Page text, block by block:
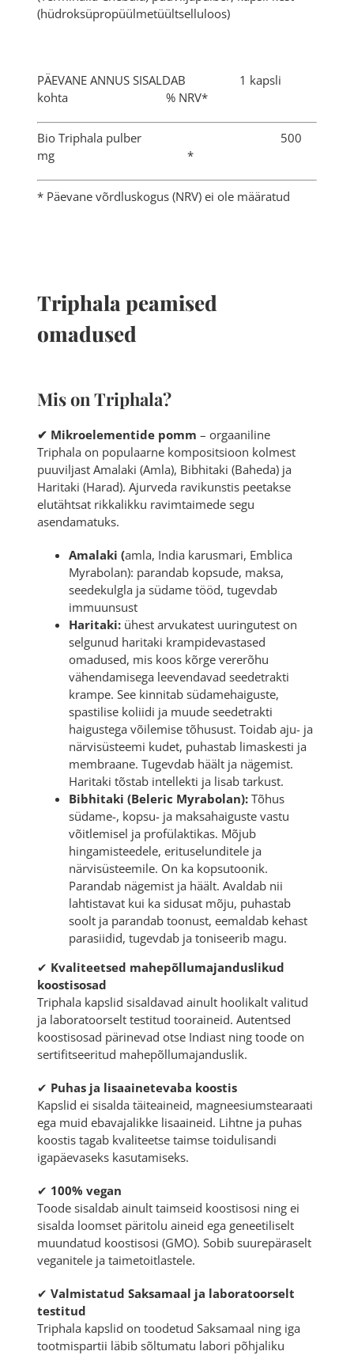
(hüdroksüpropüülmetüültselluloos)
PÄEVANE ANNUS SISALDAB 1 kapsli
kohta % NRV*
Bio Triphala pulber 500
mg *
* Päevane võrdluskogus (NRV) ei ole määratud
Triphala peamised
omadused
Mis on Triphala?
✔ Mikroelementide pomm – orgaaniline
Triphala on populaarne kompositsioon kolmest
puuviljast Amalaki (Amla), Bibhitaki (Baheda) ja
Haritaki (Harad). Ajurveda ravikunstis peetakse
elutähtsat rikkalikku ravimtaimede segu
asendamatuks.
Аmalaki (amla, India karusmari, Emblica
Myrabolan): parandab kopsude, maksa,
seedekulgla ja südame tööd, tugevdab
immuunsust
Haritaki:ühest arvukatest uuringutest on
selgunud haritaki krampidevastased
omadused, mis koos kõrge vererõhu
vähendamisega leevendavad seedetrakti
krampe. See kinnitab südamehaiguste,
spastilise koliidi ja muude seedetrakti
haigustega võilemise tõhusust. Toidab aju- ja
närvisüsteemi kudet, puhastab limaskesti ja
membraane. Tugevdab häält ja nägemist.
Haritaki tõstab intellekti ja lisab tarkust.
Bibhitaki (Beleric Myrabolan):Tõhus
südame-, kopsu- ja maksahaiguste vastu
võitlemisel ja profülaktikas. Mõjub
hingamisteedele, erituselunditele ja
närvisüsteemile. On ka kopsutoonik.
Parandab nägemist ja häält. Avaldab nii
lahtistavat kui ka sidusat mõju, puhastab
soolt ja parandab toonust, eemaldab kehast
parasiidid, tugevdab ja toniseerib magu.
✔ Kvaliteetsed mahepõllumajanduslikud
koostisosad
Triphala kapslid sisaldavad ainult hoolikalt valitud
ja laboratoorselt testitud tooraineid. Autentsed
koostisosad pärinevad otse Indiast ning toode on
sertifitseeritud mahepõllumajanduslik.
✔ Puhas ja lisaainetevaba koostis
Kapslid ei sisalda täiteaineid, magneesiumstearaati
ega muid ebavajalikke lisaaineid. Lihtne ja puhas
koostis tagab kvaliteetse taimse toidulisandi
igapäevaseks kasutamiseks.
✔ 100% vegan
Toode sisaldab ainult taimseid koostisosi ning ei
sisalda loomset päritolu aineid ega geneetiliselt
muundatud koostisosi (GMO). Sobib suurepäraselt
veganitele ja taimetoitlastele.
✔ Valmistatud Saksamaal ja laboratoorselt
testitud
Triphala kapslid on toodetud Saksamaal ning iga
tootmispartii läbib sõltumatu labori põhjaliku